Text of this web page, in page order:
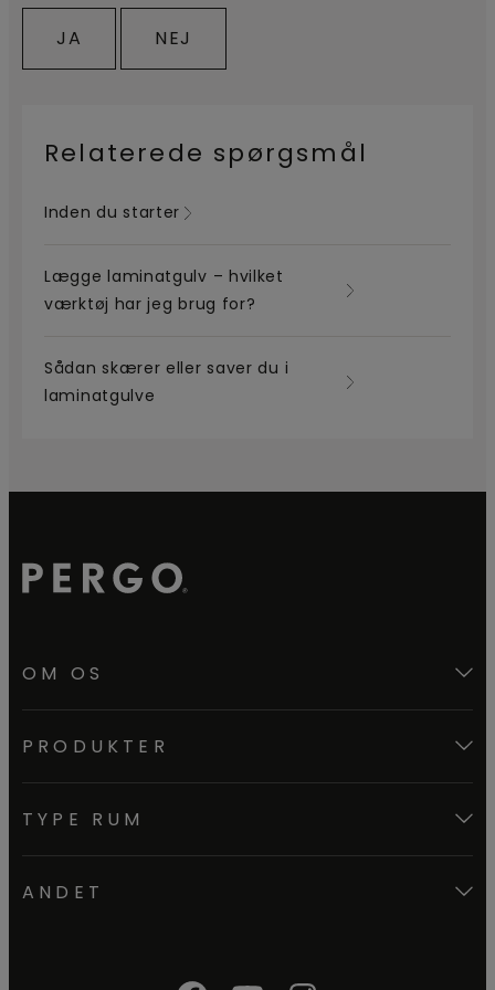
JA NEJ
Relaterede spørgsmål
Inden du starter
Lægge laminatgulv – hvilket
værktøj har jeg brug for?
Sådan skærer eller saver du i
laminatgulve
OM OS
PRODUKTER
TYPE RUM
ANDET